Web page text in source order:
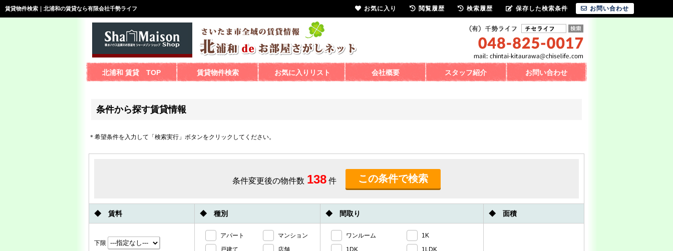
賃貸物件検索｜北浦和の賃貸なら有限会社千勢ライフ
北浦和 賃貸 TOP 賃貸物件検索 お気に入りリスト 会社概要 スタッフ紹介 お問い合わせ
条件から探す賃貸情報
＊希望条件を入力して「検索実行」ボタンをクリックしてください。
条件変更後の物件数 138 件
◆ 賃料 ◆ 種別 ◆ 間取り ◆ 面積
下限
アパート
マンション
戸建て
店舗
ワンルーム
1K
1DK
1LDK
お気に入り 閲覧履歴 検索履歴 保存した検索条件 お問い合わせ